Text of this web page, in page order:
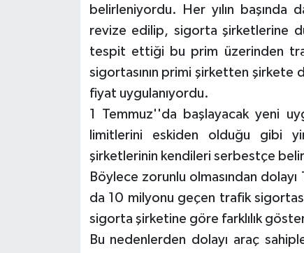
belirleniyordu. Her yılın
revize edilip, sigorta şirketlerine
tespit ettiği bu prim üzerinden
sigortasının primi şirketten şirkete
fiyat uygulanıyordu.
1 Temmuz''da başlayacak yeni
limitlerini eskiden olduğu gibi
şirketlerinin kendileri serbestçe
Böylece zorunlu olmasından dolayı
da 10 milyonu geçen trafik
sigorta şirketine göre farklılık
Bu nedenlerden dolayı araç